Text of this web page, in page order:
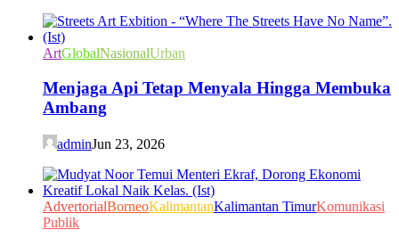
ArtGlobalNasionalUrban
Menjaga Api Tetap Menyala Hingga Membuka
Ambang
adminJun 23, 2026
AdvertorialBorneoKalimantanKalimantan TimurKomunikasi
Publik